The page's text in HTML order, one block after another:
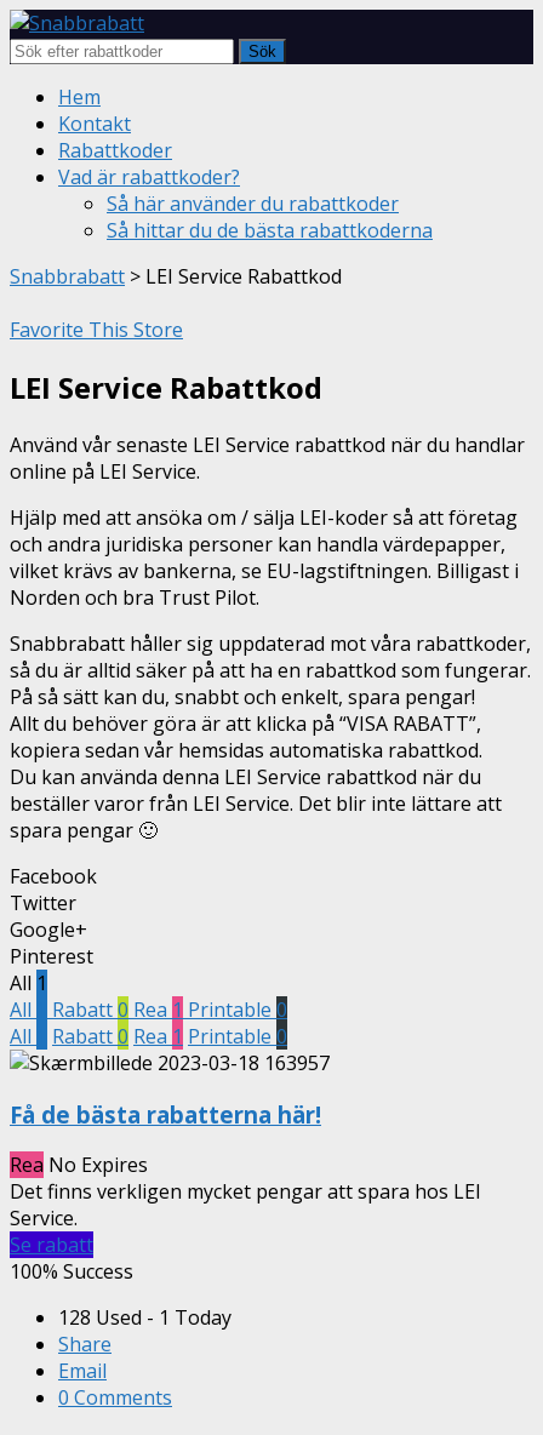
Sök
Skip
content
Hem
Kontakt
Rabattkoder
Vad är rabattkoder?
Så här använder du rabattkoder
Så hittar du de bästa rabattkoderna
Snabbrabatt > LEI Service Rabattkod
Favorite This Store
LEI Service Rabattkod
Använd vår senaste LEI Service rabattkod när du handlar
online på LEI Service.
Hjälp med att ansöka om / sälja LEI-koder så att företag
och andra juridiska personer kan handla värdepapper,
vilket krävs av bankerna, se EU-lagstiftningen. Billigast i
Norden och bra Trust Pilot.
Snabbrabatt håller sig uppdaterad mot våra rabattkoder,
så du är alltid säker på att ha en rabattkod som fungerar.
På så sätt kan du, snabbt och enkelt, spara pengar!
Allt du behöver göra är att klicka på “VISA RABATT”,
kopiera sedan vår hemsidas automatiska rabattkod.
Du kan använda denna LEI Service rabattkod när du
beställer varor från LEI Service. Det blir inte lättare att
spara pengar 🙂
Facebook
Twitter
Google+
Pinterest
All 1
All
Rabatt0 Rea 1 Printable 0
All
Rabatt0 Rea 1 Printable 0
Få de bästa rabatterna här!
Rea No Expires
Det finns verkligen mycket pengar att spara hos LEI
Service.
Se rabatt
100% Success
128 Used - 1 Today
Share
Email
0 Comments